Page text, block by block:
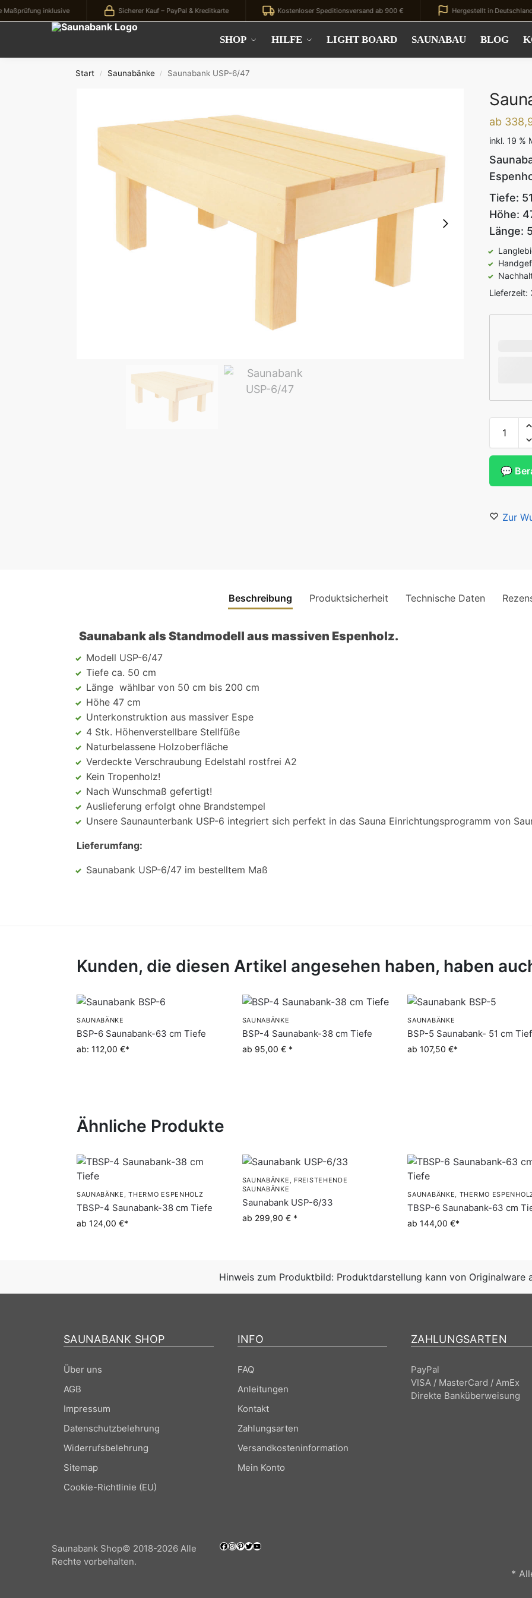
inklusive Sicherer Kauf – PayPal & Kreditkarte Kostenloser Speditionsversand ab 900 € Hergestellt in Deutschland
SHOP HILFE LIGHT BOARD SAUNABAU BLOG
Kürzlich hinzugefügt
Start / Saunabänke / Saunabank USP-6/47
ab
inkl. 19 %
Tiefe:
Höhe:
Länge:
Lieferzeit:
💬
Zur
Beschreibung Produktsicherheit Technische Daten
Saunabank als Standmodell aus massiven Espenholz.
Modell USP-6/47
Tiefe ca. 50 cm
Länge wählbar von 50 cm bis 200 cm
Höhe 47 cm
Unterkonstruktion aus massiver Espe
4 Stk. Höhenverstellbare Stellfüße
Naturbelassene Holzoberfläche
Verdeckte Verschraubung Edelstahl rostfrei A2
Kein Tropenholz!
Nach Wunschmaß gefertigt!
Auslieferung erfolgt ohne Brandstempel
Unsere Saunaunterbank USP-6 integriert sich perfekt in das Sauna Einrichtungsprogramm von
Lieferumfang:
Saunabank USP-6/47 im bestelltem Maß
Kunden, die diesen Artikel angesehen haben, haben
SAUNABÄNKE
BSP-6 Saunabank-63 cm Tiefe
ab: 112,00 €
SAUNABÄNKE
BSP-4 Saunabank-38 cm Tiefe
ab 95,00 €
SAUNABÄNKE
BSP-5 Saunabank- 51 cm
ab 107,50 €
Ähnliche Produkte
SAUNABÄNKE ,THERMO ESPENHOLZ
TBSP-4 Saunabank-38 cm Tiefe
ab 124,00 €
SAUNABÄNKE , FREISTEHENDE
SAUNABÄNKE
Saunabank USP-6/33
ab 299,90 €
SAUNABÄNKE, THERMO
TBSP-6 Saunabank-63 cm
ab 144,00 €
Hinweis zum Produktbild: Produktdarstellung kann von Originalware
SAUNABANK SHOP
Über uns
AGB
Impressum
Datenschutzbelehrung
Widerrufsbelehrung
Sitemap
Cookie-Richtlinie (EU)
INFO
FAQ
Anleitungen
Kontakt
Zahlungsarten
Versandkosteninformation
Mein Konto
ZAHLUNGSARTEN
PayPal
VISA / MasterCard / AmEx
Direkte Banküberweisung
Saunabank Shop© 2018-2026 Alle
Rechte vorbehalten.
*